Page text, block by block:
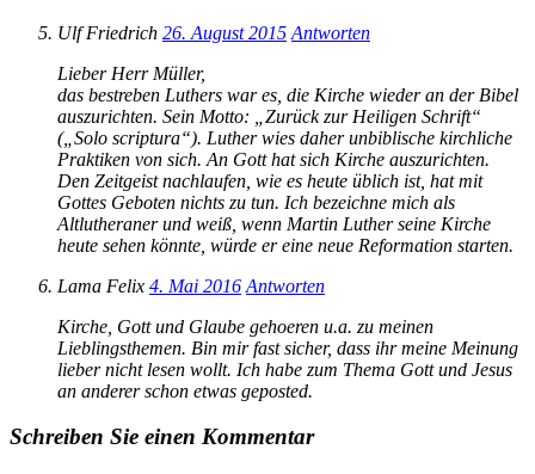
Ulf Friedrich 26. August 2015 Antworten
Lieber Herr Müller,
das bestreben Luthers war es, die Kirche wieder an der Bibel
auszurichten. Sein Motto: „Zurück zur Heiligen Schrift“
(„Solo scriptura“). Luther wies daher unbiblische kirchliche
Praktiken von sich. An Gott hat sich Kirche auszurichten.
Den Zeitgeist nachlaufen, wie es heute üblich ist, hat mit
Gottes Geboten nichts zu tun. Ich bezeichne mich als
Altlutheraner und weiß, wenn Martin Luther seine Kirche
heute sehen könnte, würde er eine neue Reformation starten.
Lama Felix 4. Mai 2016 Antworten
Kirche, Gott und Glaube gehoeren u.a. zu meinen
Lieblingsthemen. Bin mir fast sicher, dass ihr meine Meinung
lieber nicht lesen wollt. Ich habe zum Thema Gott und Jesus
an anderer schon etwas geposted.
Schreiben Sie einen Kommentar